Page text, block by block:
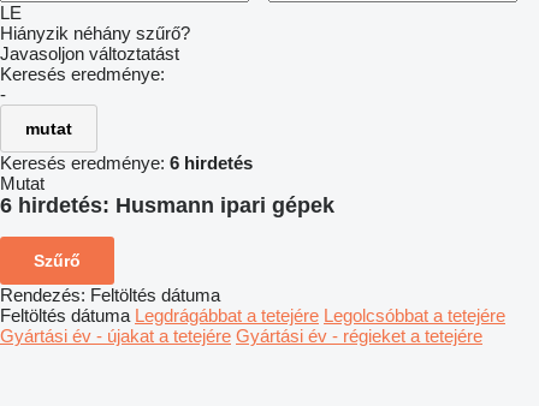
LE
Hiányzik néhány szűrő?
Javasoljon változtatást
Keresés eredménye:
-
mutat
Keresés eredménye: 6 hirdetés
Mutat
6 hirdetés: Husmann ipari gépek
Szűrő
Rendezés: Feltöltés dátuma
Feltöltés dátuma Legdrágábbat a tetejére Legolcsóbbat a tetejére
Gyártási év - újakat a tetejére Gyártási év - régieket a tetejére